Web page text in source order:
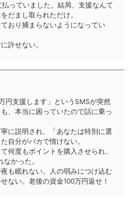
っていました。結局、支援なんて
だまし取られただけ。
おり捕まらないようになってい
許せない。
円支援します」というSMSが突然
、本当に困っていたので話に乗っ
に説明され、「あなたは特別に選
自分がバカで情けない。
何度もポイントを購入させられ、
かった。
も眠れない。人の弱みにつけ込む
ない。老後の資金100万円返せ！